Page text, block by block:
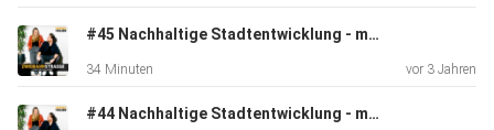
Unsere Mission: Individualverkehr verringern,
den Städten effizienter nutzen, Emissionen vermeiden und
#45 Nachhaltige Stadtentwicklung - mit Maximilian Schnizer (Bayrische Hausbau)
34 Minuten vor 3 Jahren
#44 Nachhaltige Stadtentwicklung - mit Martha Marisa Wanat